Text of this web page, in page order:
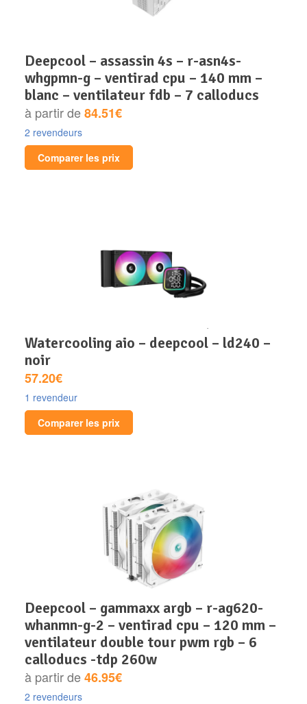
deepcool – assassin 4s – r-asn4s-
whgpmn-g – ventirad cpu – 140 mm –
blanc – ventilateur fdb – 7 calloducs
à partir de84.51€
2 revendeurs
Comparer les prix
watercooling aio – deepcool – ld240 –
noir
57.20€
1 revendeur
Comparer les prix
deepcool – gammaxx argb – r-ag620-
whanmn-g-2 – ventirad cpu – 120 mm –
ventilateur double tour pwm rgb – 6
calloducs -tdp 260w
à partir de46.95€
2 revendeurs